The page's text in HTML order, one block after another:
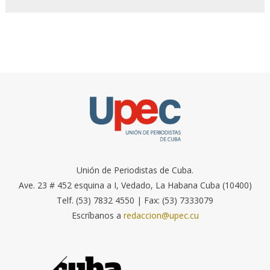
Unión de Periodistas de Cuba.
Ave. 23 # 452 esquina a I, Vedado, La Habana Cuba (10400)
Telf. (53) 7832 4550 | Fax: (53) 7333079
Escríbanos a redaccion@upec.cu